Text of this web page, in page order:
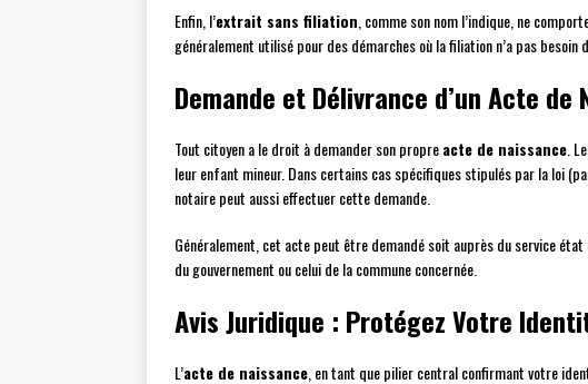
Enfin, l’extrait sans filiation , comme son nom l’indique, ne
généralement utilisé pour des démarches où la filiation n’a pas besoin
Demande et Délivrance d’un Acte de
Tout citoyen a le droit à demander son propreacte de naissance .
leur enfant mineur. Dans certains cas spécifiques stipulés par la loi
notaire peut aussi effectuer cette demande.
Généralement, cet acte peut être demandé soit auprès du service
du gouvernement ou celui de la commune concernée.
Avis Juridique : Protégez Votre
L’acte de naissance , en tant que pilier central confirmant votre